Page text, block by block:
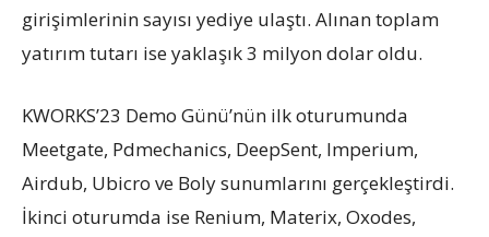
girişimlerinin sayısı yediye ulaştı. Alınan toplam
yatırım tutarı ise yaklaşık 3 milyon dolar oldu.
KWORKS’23 Demo Günü’nün ilk oturumunda
Meetgate, Pdmechanics, DeepSent, Imperium,
Airdub, Ubicro ve Boly sunumlarını gerçekleştirdi.
İkinci oturumda ise Renium, Materix, Oxodes,